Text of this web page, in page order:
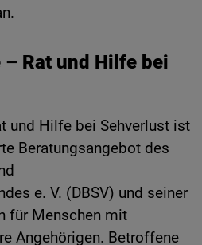
Rat und Hilfe bei
und Hilfe bei Sehverlust ist
Beratungsangebot des
e. V. (DBSV) und seiner
für Menschen mit
Angehörigen. Betroffene